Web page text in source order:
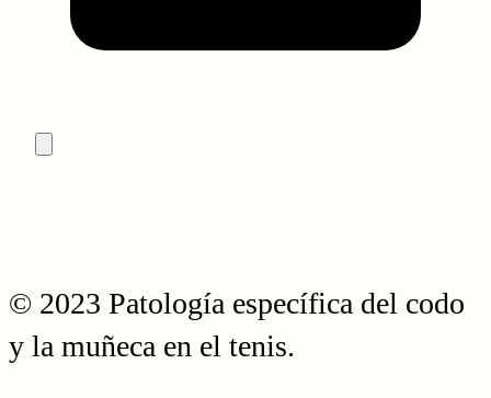
© 2023 Patología específica del codo
y la muñeca en el tenis.